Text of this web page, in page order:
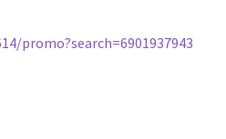
promo?search=6901937943